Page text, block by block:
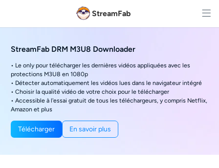
StreamFab
StreamFab DRM M3U8 Downloader
• Le only pour télécharger les dernières vidéos appliquées avec les
protections M3U8 en 1080p
• Détecter automatiquement les vidéos lues dans le navigateur intégré
• Choisir la qualité vidéo de votre choix pour le télécharger
• Accessible à l'essai gratuit de tous les téléchargeurs, y compris Netflix,
Amazon et plus
Télécharger En savoir plus